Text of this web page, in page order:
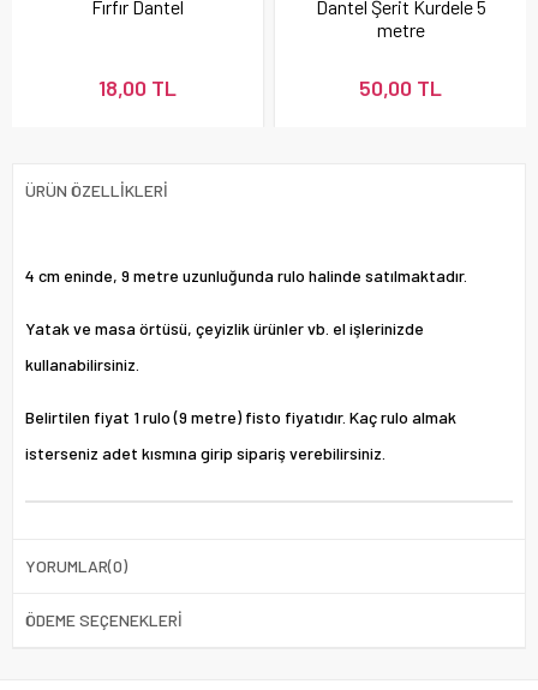
Fırfır Dantel
18,00 TL
Dantel Şerit Kurdele 5
metre
50,00 TL
ÜRÜN ÖZELLIKLERI
4 cm eninde, 9 metre uzunluğunda rulo halinde satılmaktadır.
Yatak ve masa örtüsü, çeyizlik ürünler vb. el işlerinizde
kullanabilirsiniz.
Belirtilen fiyat 1 rulo (9 metre) fisto fiyatıdır. Kaç rulo almak
isterseniz adet kısmına girip sipariş verebilirsiniz.
YORUMLAR(0)
ÖDEME SEÇENEKLERI